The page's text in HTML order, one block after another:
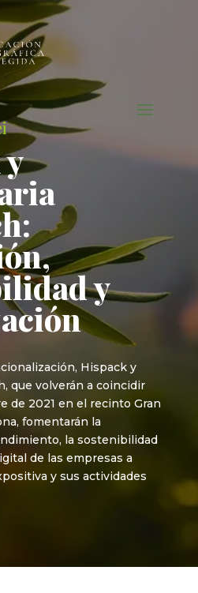
y
Hispack y
que volverán a coincidir
de 2021 en el recinto Gran
fomentarán la
la sostenibilidad
de las empresas a
y sus actividades